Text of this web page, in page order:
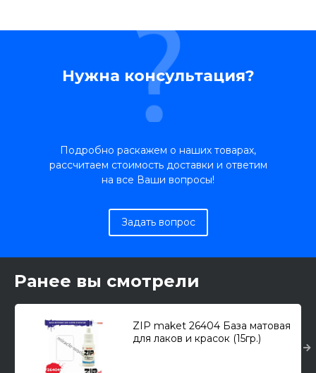
Нужна консультация?
Подробно раскажем о наших товарах,
рассчитаем стоимость доставки и ответим
на все Ваши вопросы!
Задать вопрос
Ранее вы смотрели
ZIP maket 26404 База матовая
для лаков и красок (15гр.)